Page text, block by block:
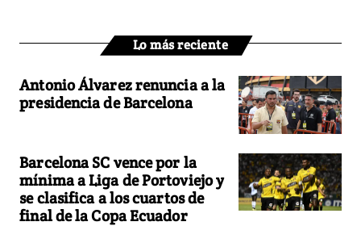
Lo más reciente
Antonio Álvarez renuncia a la
presidencia de Barcelona
Barcelona SC vence por la
mínima a Liga de Portoviejo y
se clasifica a los cuartos de
final de la Copa Ecuador